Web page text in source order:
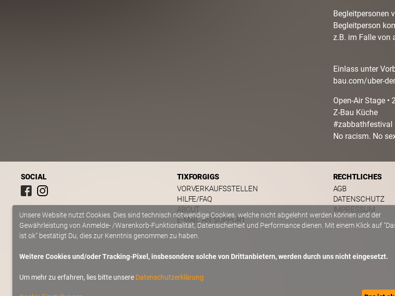
Begleitpersonen
Begleitperson
z.B. im Falle von
Einlass unter
bau.com/uber-
Open-Air Stage •
Z-Bau Küche
#zabbathfestival
No racism. No
SOCIAL
TIXFORGIGS
VORVERKAUFSSTELLEN
HILFE/FAQ
ABOUT
E-MAIL AN SUPPORT
RECHTLICHES
AGB
DATENSCHUTZ
IMPRESSUM
Unsere Website nutzt Cookies. Dies sind technisch notwendige Cookies, welche nicht abgelehnt werden können und der
Gewährleistung von Anmelde- /Warenkorb-Funktionalität, Datensicherheit und Performance dienen. Mit einem Klick auf
ist ok" bestätigt Du, dies zur Kenntnis genommen zu haben.
Weitere Cookies und/oder Tracking-Pixel, insbesondere solche von Drittanbietern, werden durch uns nicht eingesetzt.
Um mehr zu erfahren, lies bitte unsere Datenschutzerklärung